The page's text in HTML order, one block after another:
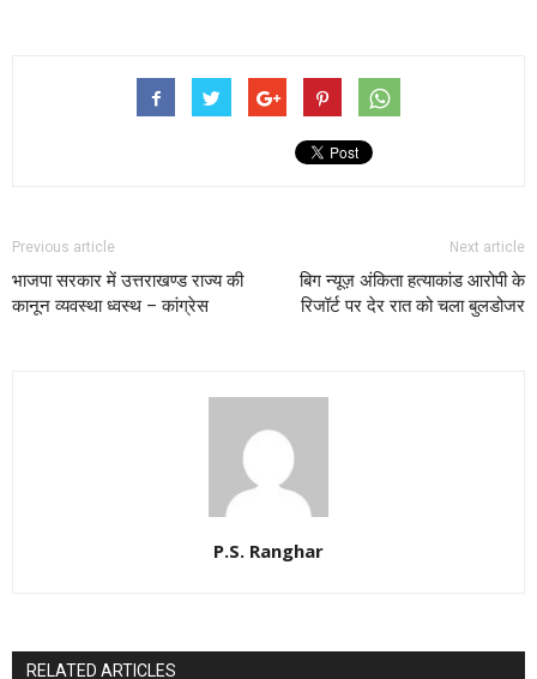
Previous article
भाजपा सरकार में उत्तराखण्ड राज्य की
कानून व्यवस्था ध्वस्थ – कांग्रेस
Next article
बिग न्यूज़ अंकिता हत्याकांड आरोपी के
रिजॉर्ट पर देर रात को चला बुलडोजर
P.S. Ranghar
RELATED ARTICLES